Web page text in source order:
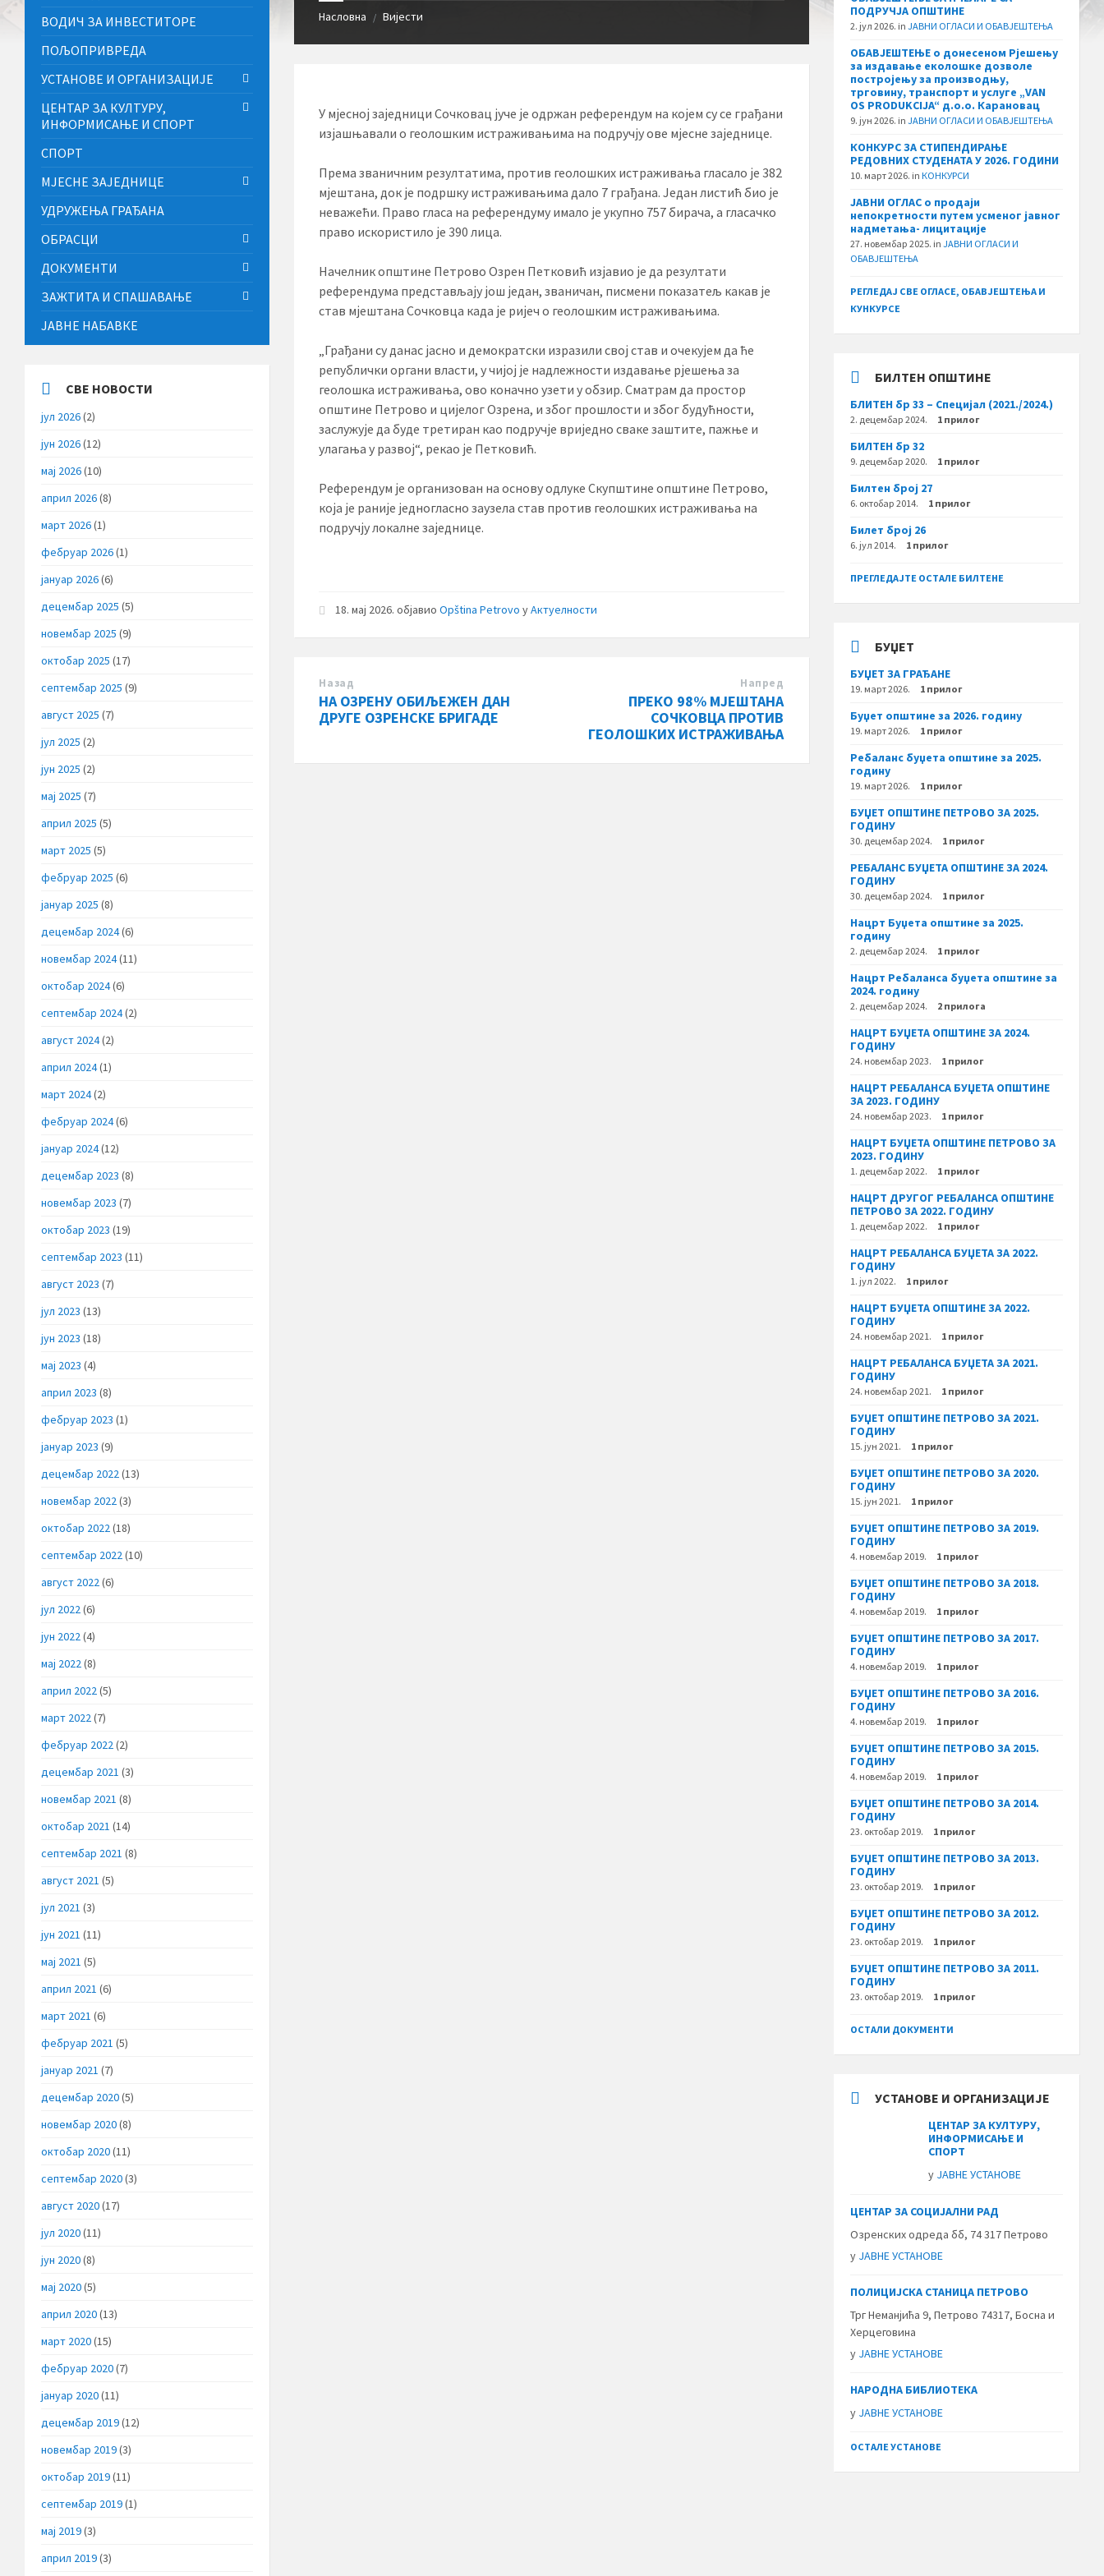
Насловна / Вијести
У мјесној заједници Сочковац јуче је одржан референдум на којем су се грађани
изјашњавали о геолошким истраживањима на подручју ове мјесне заједнице.
Према званичним резултатима, против геолошких истраживања гласало је 382
мјештана, док је подршку истраживањима дало 7 грађана. Један листић био је
неважећи. Право гласа на референдуму имало је укупно 757 бирача, а гласачко
право искористило је 390 лица.
Начелник општине Петрово Озрен Петковић изјавио је да резултати
референдума представљају још један, званичан, писмени показатељ какав је
став мјештана Сочковца када је ријеч о геолошким истраживањима.
„Грађани су данас јасно и демократски изразили свој став и очекујем да ће
републички органи власти, у чијој је надлежности издавање рјешења за
геолошка истраживања, ово коначно узети у обзир. Сматрам да простор
општине Петрово и цијелог Озрена, и због прошлости и због будућности,
заслужује да буде третиран као подручје вриједно сваке заштите, пажње и
улагања у развој“, рекао је Петковић.
Референдум је организован на основу одлуке Скупштине општине Петрово,
која је раније једногласно заузела став против геолошких истраживања на
подручју локалне заједнице.
18. мај 2026.објавиоOpština Petrovo уАктуелности
Назад
НА ОЗРЕНУ ОБИЉЕЖЕН ДАН
ДРУГЕ ОЗРЕНСКЕ БРИГАДЕ
Напред
ПРЕКО 98% МЈЕШТАНА
СОЧКОВЦА ПРОТИВ
ГЕОЛОШКИХ ИСТРАЖИВАЊА
ВОДИЧ ЗА ИНВЕСТИТОРЕ
ПОЉОПРИВРЕДА
УСТАНОВЕ И ОРГАНИЗАЦИЈЕ
ЦЕНТАР ЗА КУЛТУРУ,
ИНФОРМИСАЊЕ И СПОРТ
СПОРТ
МЈЕСНЕ ЗАЈЕДНИЦЕ
УДРУЖЕЊА ГРАЂАНА
ОБРАСЦИ
ДОКУМЕНТИ
ЗАЖТИТА И СПАШАВАЊЕ
ЈАВНЕ НАБАВКЕ
СВЕ НОВОСТИ
јул 2026(2)
јун 2026(12)
мај 2026(10)
април 2026(8)
март 2026(1)
фебруар 2026(1)
јануар 2026(6)
децембар 2025 (5)
новембар 2025 (9)
октобар 2025 (17)
септембар 2025 (9)
август 2025 (7)
јул 2025 (2)
јун 2025 (2)
мај 2025 (7)
април 2025 (5)
март 2025 (5)
фебруар 2025 (6)
јануар 2025 (8)
децембар 2024(6)
новембар 2024(11)
октобар 2024(6)
септембар 2024(2)
август 2024(2)
април 2024(1)
март 2024(2)
фебруар 2024(6)
јануар 2024(12)
децембар 2023 (8)
новембар 2023 (7)
октобар 2023 (19)
септембар 2023 (11)
август 2023 (7)
јул 2023 (13)
јун 2023 (18)
мај 2023 (4)
април 2023 (8)
фебруар 2023 (1)
јануар 2023 (9)
децембар 2022(13)
новембар 2022(3)
октобар 2022(18)
септембар 2022(10)
август 2022(6)
јул 2022(6)
јун 2022(4)
мај 2022(8)
април 2022(5)
март 2022(7)
фебруар 2022(2)
децембар 2021 (3)
новембар 2021 (8)
октобар 2021 (14)
септембар 2021 (8)
август 2021 (5)
јул 2021 (3)
јун 2021 (11)
мај 2021 (5)
април 2021 (6)
март 2021 (6)
фебруар 2021 (5)
јануар 2021 (7)
децембар 2020(5)
новембар 2020(8)
октобар 2020(11)
септембар 2020(3)
август 2020(17)
јул 2020(11)
јун 2020(8)
мај 2020(5)
април 2020(13)
март 2020(15)
фебруар 2020(7)
јануар 2020(11)
децембар 2019(12)
новембар 2019(3)
октобар 2019(11)
септембар 2019(1)
мај 2019(3)
април 2019(3)
ПОДРУЧЈА ОПШТИНЕ
2. јул 2026. inЈАВНИ ОГЛАСИ И ОБАВЈЕШТЕЊА
ОБАВЈЕШТЕЊЕ о донесеном Рјешењу
за издавање еколошке дозволе
постројењу за производњу,
трговину, транспорт и услуге „VAN
OS PRODUKCIJA“ д.о.о. Карановац
9. јун 2026. inЈАВНИ ОГЛАСИ И ОБАВЈЕШТЕЊА
КОНКУРС ЗА СТИПЕНДИРАЊЕ
РЕДОВНИХ СТУДЕНАТА У 2026. ГОДИНИ
10. март 2026. inКОНКУРСИ
ЈАВНИ ОГЛАС о продаји
непокретности путем усменог јавног
надметања- лицитације
27. новембар 2025. inЈАВНИ ОГЛАСИ И
ОБАВЈЕШТЕЊА
РЕГЛЕДАЈ СВЕ ОГЛАСЕ, ОБАВЈЕШТЕЊА И
КУНКУРСЕ
БИЛТЕН ОПШТИНЕ
БЛИТЕН бр 33 – Специјал (2021./2024.)
2. децембар 2024. 1 прилог
БИЛТЕН бр 32
9. децембар 2020. 1 прилог
Билтен број 27
6. октобар 2014. 1 прилог
Билет број 26
6. јул 2014. 1 прилог
ПРЕГЛЕДАЈТЕ ОСТАЛЕ БИЛТЕНЕ
БУЏЕТ
БУЏЕТ ЗА ГРАЂАНЕ
19. март 2026. 1 прилог
Буџет општине за 2026. годину
19. март 2026. 1 прилог
Ребаланс буџета општине за 2025.
годину
19. март 2026. 1 прилог
БУЏЕТ ОПШТИНЕ ПЕТРОВО ЗА 2025.
ГОДИНУ
30. децембар 2024. 1 прилог
РЕБАЛАНС БУЏЕТА ОПШТИНЕ ЗА 2024.
ГОДИНУ
30. децембар 2024. 1 прилог
Нацрт Буџета општине за 2025.
годину
2. децембар 2024. 1 прилог
Нацрт Ребаланса буџета општине за
2024. годину
2. децембар 2024. 2 прилога
НАЦРТ БУЏЕТА ОПШТИНЕ ЗА 2024.
ГОДИНУ
24. новембар 2023. 1 прилог
НАЦРТ РЕБАЛАНСА БУЏЕТА ОПШТИНЕ
ЗА 2023. ГОДИНУ
24. новембар 2023. 1 прилог
НАЦРТ БУЏЕТА ОПШТИНЕ ПЕТРОВО ЗА
2023. ГОДИНУ
1. децембар 2022. 1 прилог
НАЦРТ ДРУГОГ РЕБАЛАНСА ОПШТИНЕ
ПЕТРОВО ЗА 2022. ГОДИНУ
1. децембар 2022. 1 прилог
НАЦРТ РЕБАЛАНСА БУЏЕТА ЗА 2022.
ГОДИНУ
1. јул 2022. 1 прилог
НАЦРТ БУЏЕТА ОПШТИНЕ ЗА 2022.
ГОДИНУ
24. новембар 2021. 1 прилог
НАЦРТ РЕБАЛАНСА БУЏЕТА ЗА 2021.
ГОДИНУ
24. новембар 2021. 1 прилог
БУЏЕТ ОПШТИНЕ ПЕТРОВО ЗА 2021.
ГОДИНУ
15. јун 2021. 1 прилог
БУЏЕТ ОПШТИНЕ ПЕТРОВО ЗА 2020.
ГОДИНУ
15. јун 2021. 1 прилог
БУЏЕТ ОПШТИНЕ ПЕТРОВО ЗА 2019.
ГОДИНУ
4. новембар 2019. 1 прилог
БУЏЕТ ОПШТИНЕ ПЕТРОВО ЗА 2018.
ГОДИНУ
4. новембар 2019. 1 прилог
БУЏЕТ ОПШТИНЕ ПЕТРОВО ЗА 2017.
ГОДИНУ
4. новембар 2019. 1 прилог
БУЏЕТ ОПШТИНЕ ПЕТРОВО ЗА 2016.
ГОДИНУ
4. новембар 2019. 1 прилог
БУЏЕТ ОПШТИНЕ ПЕТРОВО ЗА 2015.
ГОДИНУ
4. новембар 2019. 1 прилог
БУЏЕТ ОПШТИНЕ ПЕТРОВО ЗА 2014.
ГОДИНУ
23. октобар 2019. 1 прилог
БУЏЕТ ОПШТИНЕ ПЕТРОВО ЗА 2013.
ГОДИНУ
23. октобар 2019. 1 прилог
БУЏЕТ ОПШТИНЕ ПЕТРОВО ЗА 2012.
ГОДИНУ
23. октобар 2019. 1 прилог
БУЏЕТ ОПШТИНЕ ПЕТРОВО ЗА 2011.
ГОДИНУ
23. октобар 2019. 1 прилог
ОСТАЛИ ДОКУМЕНТИ
УСТАНОВЕ И ОРГАНИЗАЦИЈЕ
ЦЕНТАР ЗА КУЛТУРУ,
ИНФОРМИСАЊЕ И
СПОРТ
у ЈАВНЕ УСТАНОВЕ
ЦЕНТАР ЗА СОЦИЈАЛНИ РАД
Озренских одреда бб, 74 317 Петрово
у ЈАВНЕ УСТАНОВЕ
ПОЛИЦИЈСКА СТАНИЦА ПЕТРОВО
Трг Неманјића 9, Петрово 74317, Босна и
Херцеговина
у ЈАВНЕ УСТАНОВЕ
НАРОДНА БИБЛИОТЕКА
у ЈАВНЕ УСТАНОВЕ
ОСТАЛЕ УСТАНОВЕ